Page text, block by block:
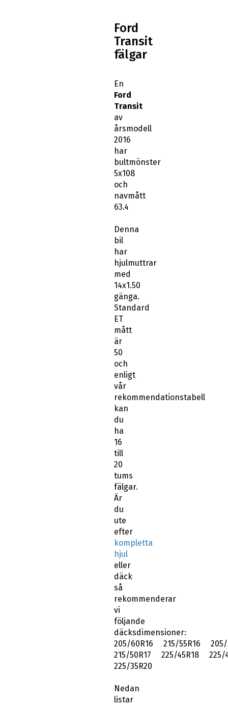
Ford
Transit
fälgar
En
Ford
Transit
av
årsmodell
2016
har
bultmönster
5x108
och
navmått
63.4
Denna
bil
har
hjulmuttrar
med
14x1.50
gänga.
Standard
ET
mått
är
50
och
enligt
vår
rekommendationstabell
kan
du
ha
16
till
20
tums
fälgar.
Är
du
ute
efter
kompletta
hjul
eller
däck
så
rekommenderar
vi
följande
däcksdimensioner:
205/60R16 215/55R16 205/
215/50R17 225/45R18 225/
225/35R20
Nedan
listar